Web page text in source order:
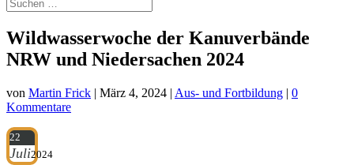
Wildwasserwoche der Kanuverbände
NRW und Niedersachen 2024
von Martin Frick | März 4, 2024 | Aus- und Fortbildung | 0
Kommentare
22
Juli2024